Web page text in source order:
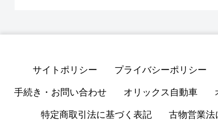
サイトポリシー プライバシーポリシー
手続き・お問い合わせ オリックス自動車
特定商取引法に基づく表記 古物営業法